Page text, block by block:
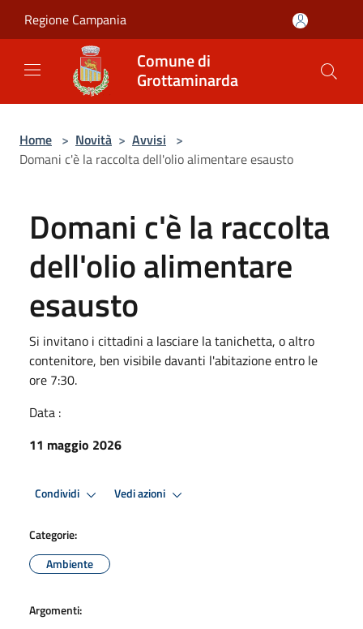
Regione Campania
Comune di
Grottaminarda
Home > Novità > Avvisi >
Domani c'è la raccolta dell'olio alimentare esausto
Domani c'è la raccolta
dell'olio alimentare
esausto
Si invitano i cittadini a lasciare la tanichetta, o altro
contenitore, ben visibile davanti l'abitazione entro le
ore 7:30.
Data :
11 maggio 2026
Condividi Vedi azioni
Categorie:
Ambiente
Argomenti: